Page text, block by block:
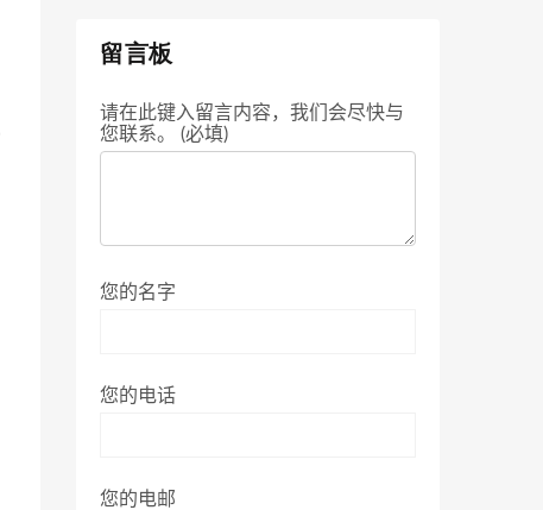
留言板
请在此键入留言内容，我们会尽快与
您联系。 (必填)
您的名字
您的电话
您的电邮